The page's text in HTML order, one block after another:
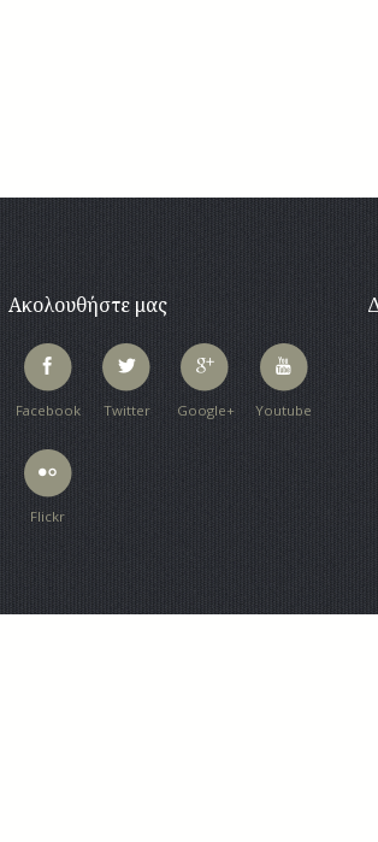
Ακολουθήστε μας
Facebook Twitter Google+ Youtube
Flickr